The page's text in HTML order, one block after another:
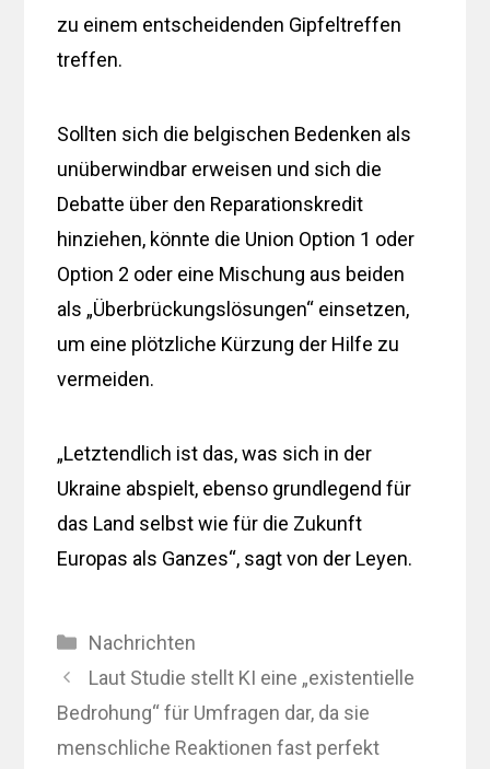
zu einem entscheidenden Gipfeltreffen
treffen.
Sollten sich die belgischen Bedenken als
unüberwindbar erweisen und sich die
Debatte über den Reparationskredit
hinziehen, könnte die Union Option 1 oder
Option 2 oder eine Mischung aus beiden
als „Überbrückungslösungen“ einsetzen,
um eine plötzliche Kürzung der Hilfe zu
vermeiden.
„Letztendlich ist das, was sich in der
Ukraine abspielt, ebenso grundlegend für
das Land selbst wie für die Zukunft
Europas als Ganzes“, sagt von der Leyen.
Kategorien
Nachrichten
Laut Studie stellt KI eine „existentielle
Bedrohung“ für Umfragen dar, da sie
menschliche Reaktionen fast perfekt